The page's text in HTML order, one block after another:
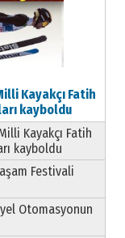
Kayakçı Fatih
kayboldu
Kayakçı Fatih
kayboldu
Festivali
Otomasyonun